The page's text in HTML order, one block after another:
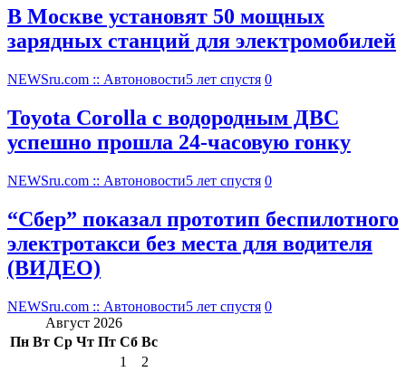
В Москве установят 50 мощных
зарядных станций для электромобилей
NEWSru.com :: Автоновости5 лет спустя 0
Toyota Corolla с водородным ДВС
успешно прошла 24-часовую гонку
NEWSru.com :: Автоновости5 лет спустя 0
“Сбер” показал прототип беспилотного
электротакси без места для водителя
(ВИДЕО)
NEWSru.com :: Автоновости5 лет спустя 0
Август 2026
Пн Вт Ср Чт Пт Сб Вс
1
2